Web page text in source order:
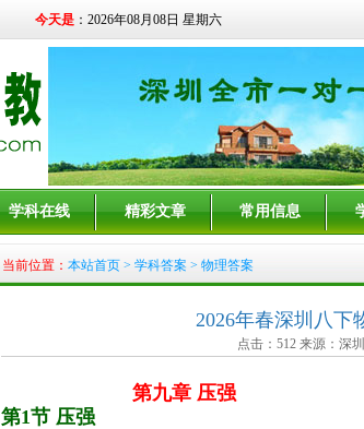
今天是：2026年08月08日 星期六
学科在线 精彩文章 常用信息
当前位置： 本站首页 > 学科答案 > 物理答案
2026年春深圳八下
点击：512 来源：深
第九章 压强
第1节 压强